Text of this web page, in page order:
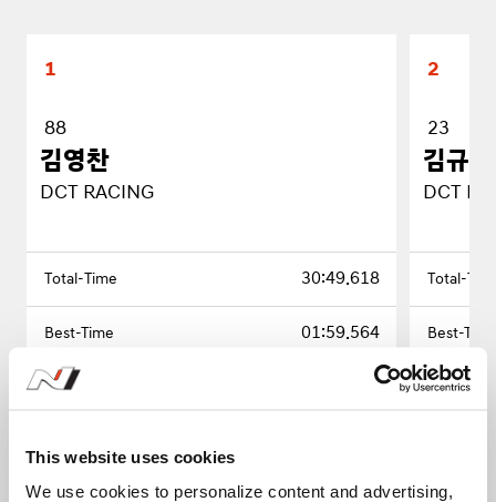
This website uses cookies
We use cookies to personalize content and advertising,
1
88
김영찬
DCT RACING
30:49.618
01:59.564
15
2
23
김규민
DCT